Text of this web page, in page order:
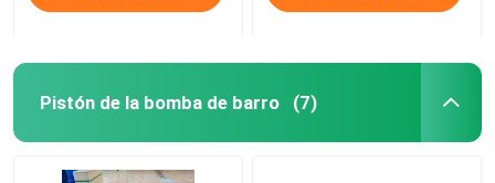
Pistón de la bomba de barro (7)